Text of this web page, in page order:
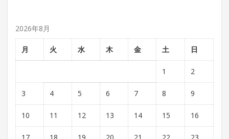
2026年8月
月 火 水 木 金 土 日
1 2
3 4 5 6 7 8 9
10 11 12 13 14 15 16